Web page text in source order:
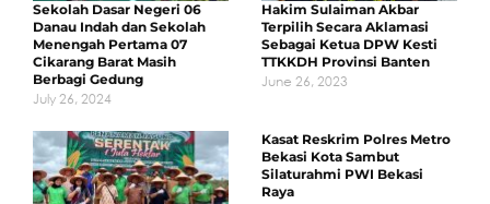
Sekolah Dasar Negeri 06
Danau Indah dan Sekolah
Menengah Pertama 07
Cikarang Barat Masih
Berbagi Gedung
July 26, 2024
Hakim Sulaiman Akbar
Terpilih Secara Aklamasi
Sebagai Ketua DPW Kesti
TTKKDH Provinsi Banten
June 26, 2023
Kasat Reskrim Polres Metro
Bekasi Kota Sambut
Silaturahmi PWI Bekasi
Raya